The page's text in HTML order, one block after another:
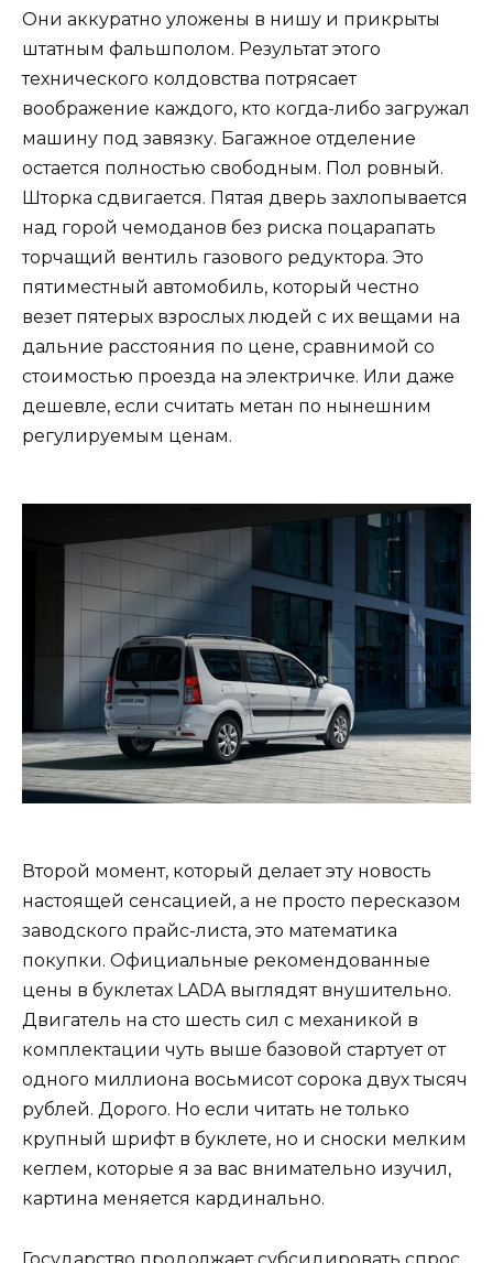
Они аккуратно уложены в нишу и прикрыты
штатным фальшполом. Результат этого
технического колдовства потрясает
воображение каждого, кто когда-либо загружал
машину под завязку. Багажное отделение
остается полностью свободным. Пол ровный.
Шторка сдвигается. Пятая дверь захлопывается
над горой чемоданов без риска поцарапать
торчащий вентиль газового редуктора. Это
пятиместный автомобиль, который честно
везет пятерых взрослых людей с их вещами на
дальние расстояния по цене, сравнимой со
стоимостью проезда на электричке. Или даже
дешевле, если считать метан по нынешним
регулируемым ценам.
Второй момент, который делает эту новость
настоящей сенсацией, а не просто пересказом
заводского прайс-листа, это математика
покупки. Официальные рекомендованные
цены в буклетах LADA выглядят внушительно.
Двигатель на сто шесть сил с механикой в
комплектации чуть выше базовой стартует от
одного миллиона восьмисот сорока двух тысяч
рублей. Дорого. Но если читать не только
крупный шрифт в буклете, но и сноски мелким
кеглем, которые я за вас внимательно изучил,
картина меняется кардинально.
Государство продолжает субсидировать спрос